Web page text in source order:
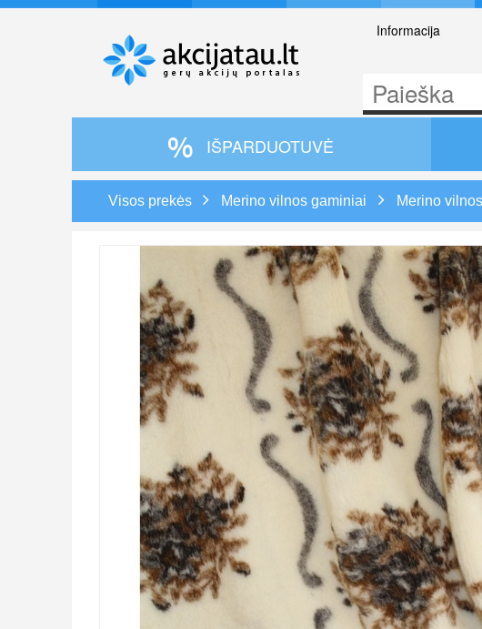
Informacija
IŠPARDUOTUVĖ
Visos prekės Merino vilnos gaminiai Merino